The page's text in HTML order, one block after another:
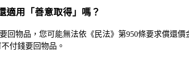
適用「善意取得」嗎？
物品，您可能無法依《民法》第950條要求償還
付錢要回物品。